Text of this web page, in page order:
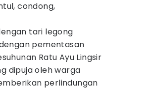
condong,
tari legong
pementasan
Ratu Ayu Lingsir
dipuja oleh warga
perlindungan